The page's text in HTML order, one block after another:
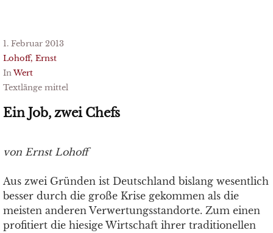
1. Februar 2013
Lohoff, Ernst
InWert
Textlänge mittel
Ein Job, zwei Chefs
von Ernst Lohoff
Aus zwei Gründen ist Deutschland bislang wesentlich
besser durch die große Krise gekommen als die
meisten anderen Verwertungsstandorte. Zum einen
profitiert die hiesige Wirtschaft ihrer traditionellen